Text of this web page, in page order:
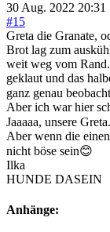
30 Aug. 2022 20:31
#15
Greta die Granate,
Brot lag zum
weit weg vom
geklaut und das
ganz genau
Aber ich war hier
Jaaaaa, unsere
Aber wenn die
nicht böse sein😊
Ilka
HUNDE DASEIN
Anhänge: